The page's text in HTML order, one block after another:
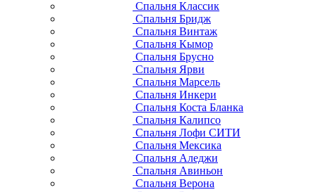
Спальня Классик
Спальня Бридж
Спальня Винтаж
Спальня Кымор
Спальня Брусно
Спальня Ярви
Спальня Марсель
Спальня Инкери
Спальня Коста Бланка
Спальня Калипсо
Спальня Лофи СИТИ
Спальня Мексика
Спальня Аледжи
Спальня Авиньон
Спальня Верона